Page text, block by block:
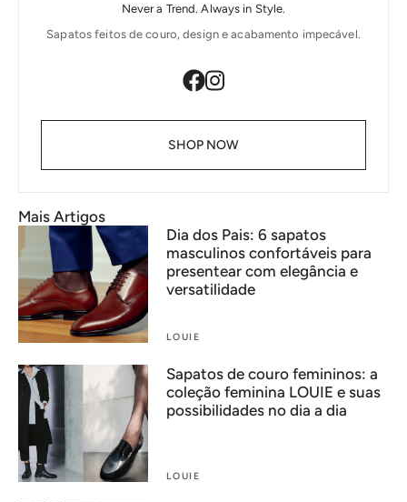
Never a Trend. Always in Style.
Sapatos feitos de couro, design e acabamento impecável.
SHOP NOW
Mais Artigos
Dia dos Pais: 6 sapatos
masculinos confortáveis para
presentear com elegância e
versatilidade
LOUIE
Sapatos de couro femininos: a
coleção feminina LOUIE e suas
possibilidades no dia a dia
LOUIE